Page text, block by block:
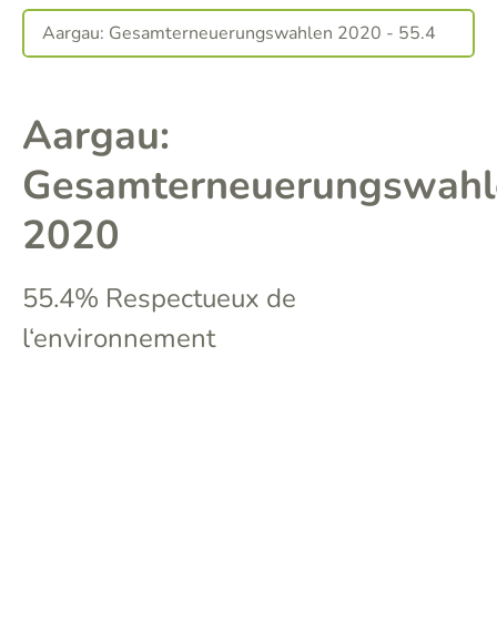
Aargau:
2020
55.4% Respectueux de
l‘environnement